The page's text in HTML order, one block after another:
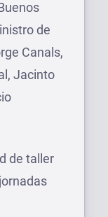
de
Canals,
Jacinto
de taller